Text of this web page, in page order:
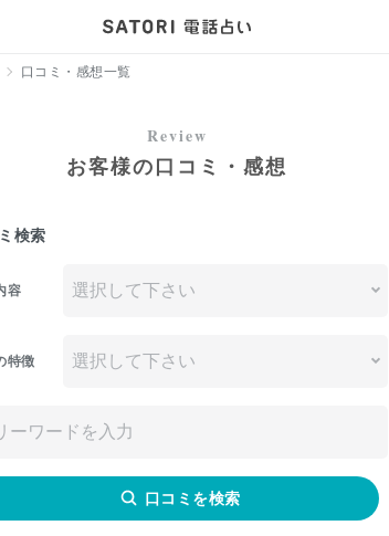
口コミ・感想一覧
お客様の口コミ・感想
検索
容
特徴
口コミを検索